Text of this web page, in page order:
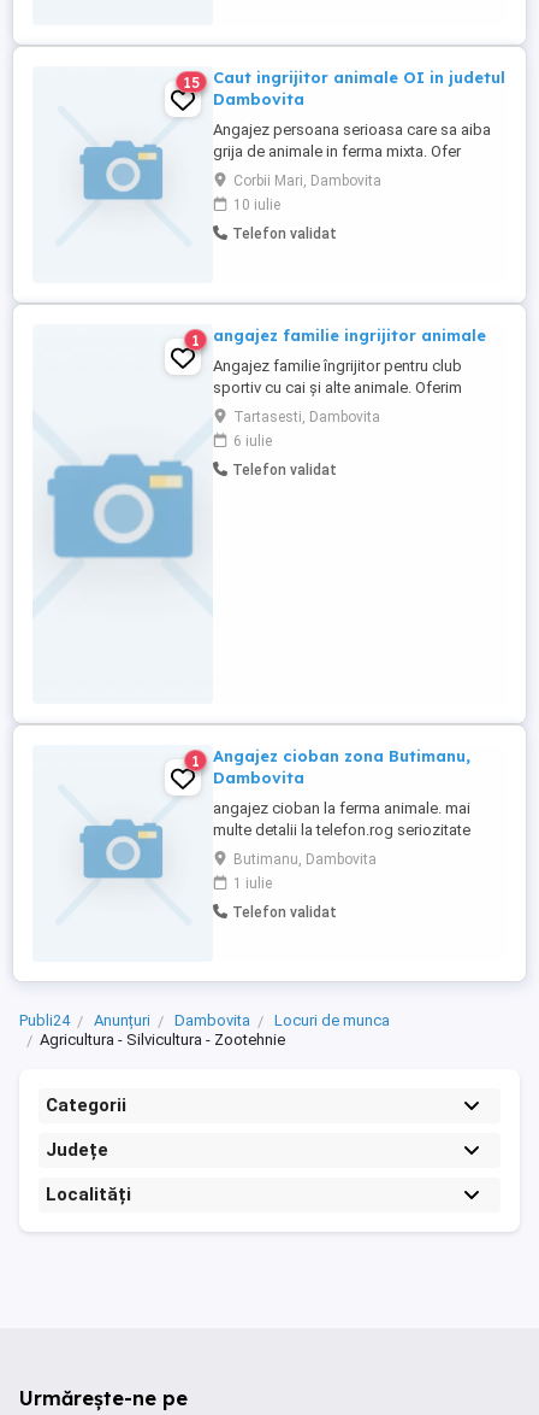
15
Caut ingrijitor animale OI in judetul
Dambovita
Angajez persoana serioasa care sa aiba
grija de animale in ferma mixta. Ofer
cazare, mâncare și salariu atractiv!
Corbii Mari, Dambovita
10 iulie
Telefon validat
1 angajez familie ingrijitor animale
Angajez familie îngrijitor pentru club
sportiv cu cai și alte animale. Oferim
salariu atractiv, cazare și masă
Tartasesti, Dambovita
6 iulie
Telefon validat
1
Angajez cioban zona Butimanu,
Dambovita
angajez cioban la ferma animale. mai
multe detalii la telefon.rog seriozitate
Butimanu, Dambovita
1 iulie
Telefon validat
Publi24 Anunțuri Dambovita
Locuri de munca
Agricultura - Silvicultura - Zootehnie
Categorii
Județe
Localități
Urmărește-ne pe